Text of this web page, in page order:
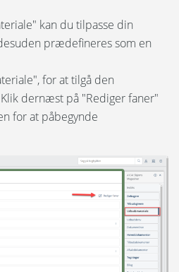
slet et udbudsringbind
kan du tilpasse din
prædefineres som en
for at tilgå den
dernæst på "Rediger faner"
for at påbegynde